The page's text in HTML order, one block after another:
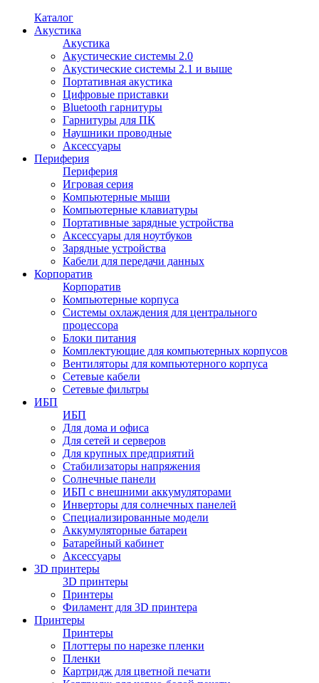
Каталог
Акустика
Акустика
Акустические системы 2.0
Акустические системы 2.1 и выше
Портативная акустика
Цифровые приставки
Bluetooth гарнитуры
Гарнитуры для ПК
Наушники проводные
Аксессуары
Периферия
Периферия
Игровая серия
Компьютерные мыши
Компьютерные клавиатуры
Портативные зарядные устройства
Аксессуары для ноутбуков
Зарядные устройства
Кабели для передачи данных
Корпоратив
Корпоратив
Компьютерные корпуса
Системы охлаждения для центрального
процессора
Блоки питания
Комплектующие для компьютерных корпусов
Вентиляторы для компьютерного корпуса
Сетевые кабели
Сетевые фильтры
ИБП
ИБП
Для дома и офиса
Для сетей и серверов
Для крупных предприятий
Стабилизаторы напряжения
Солнечные панели
ИБП с внешними аккумуляторами
Инверторы для солнечных панелей
Специализированные модели
Аккумуляторные батареи
Батарейный кабинет
Аксессуары
3D принтеры
3D принтеры
Принтеры
Филамент для 3D принтера
Принтеры
Принтеры
Плоттеры по нарезке пленки
Пленки
Картридж для цветной печати